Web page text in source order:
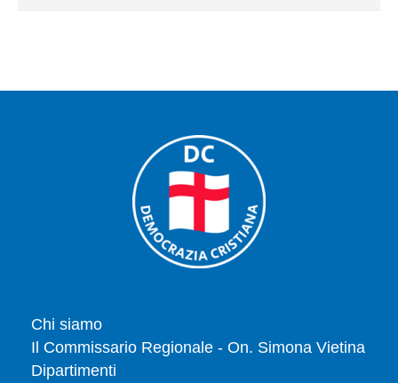
Chi siamo
Il Commissario Regionale - On. Simona Vietina
Dipartimenti